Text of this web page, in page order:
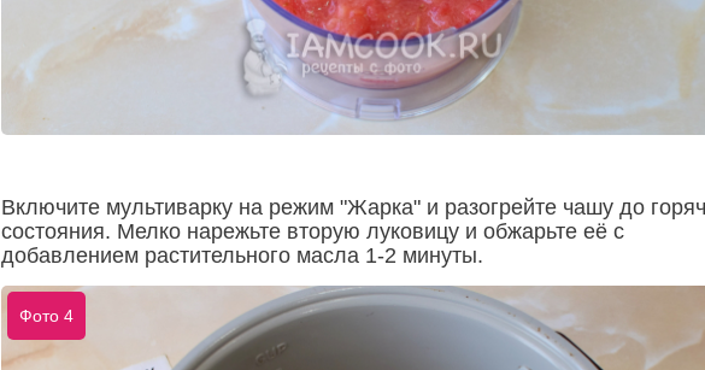
Включите мультиварку на режим "Жарка" и разогрейте чашу до
состояния. Мелко нарежьте вторую луковицу и обжарьте её с
добавлением растительного масла 1-2 минуты.
Фото 4